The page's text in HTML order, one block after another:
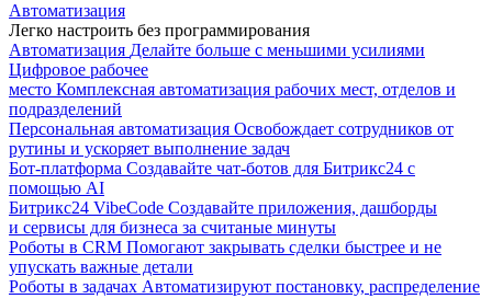
Автоматизация
Легко настроить без программирования
Автоматизация Делайте больше с меньшими усилиями
Цифровое рабочее
место Комплексная автоматизация рабочих мест, отделов и
подразделений
Персональная автоматизация Освобождает сотрудников от
рутины и ускоряет выполнение задач
Бот-платформа Создавайте чат-ботов для Битрикс24 с
помощью AI
Битрикс24 VibeCode Создавайте приложения, дашборды
и сервисы для бизнеса за считаные минуты
Роботы в CRM Помогают закрывать сделки быстрее и не
упускать важные детали
Роботы в задачах Автоматизируют постановку, распределение